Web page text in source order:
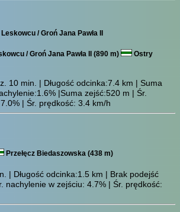
/ Groń Jana Pawła II
/ Groń Jana Pawła II (890 m)
Ostry
10 min. | Długość odcinka:7.4 km | Suma
|Suma zejść:520 m | Śr.
| Śr. prędkość: 3.4 km/h
Przełęcz Biedaszowska (438 m)
| Długość odcinka:1.5 km | Brak podejść
nachylenie w zejściu: 4.7% | Śr. prędkość: